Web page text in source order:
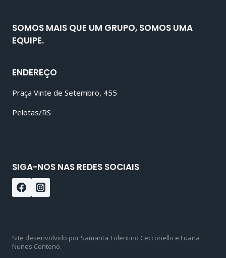
SOMOS MAIS QUE UM GRUPO, SOMOS UMA
EQUIPE.
ENDEREÇO
Praça Vinte de Setembro, 455
Pelotas/RS
SIGA-NOS NAS REDES SOCIAIS
Site desenvolvido por Samanta Tolentino Cecconello e Luana
Nunes Centeno.